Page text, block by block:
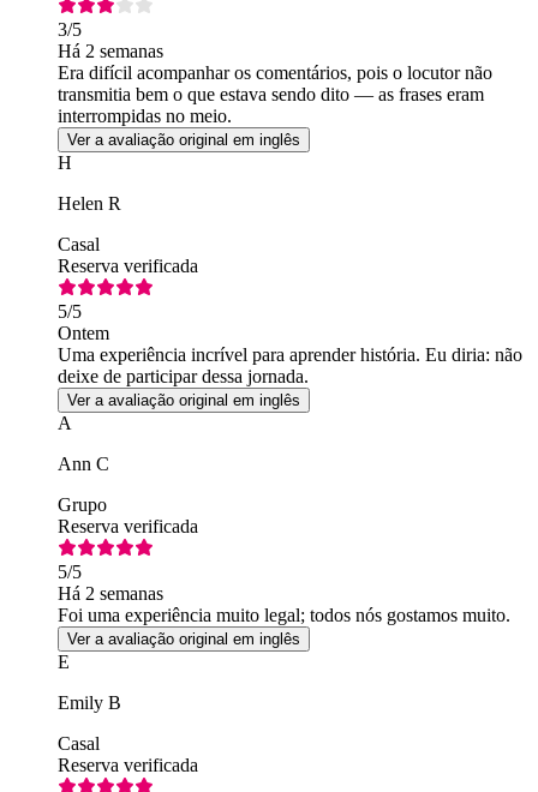
3/5
Há 2 semanas
Era difícil acompanhar os comentários, pois o locutor não
transmitia bem o que estava sendo dito — as frases eram
interrompidas no meio.
Ver a avaliação original em inglês
H
Helen R
Casal
Reserva verificada
5/5
Ontem
Uma experiência incrível para aprender história. Eu diria: não
deixe de participar dessa jornada.
Ver a avaliação original em inglês
A
Ann C
Grupo
Reserva verificada
5/5
Há 2 semanas
Foi uma experiência muito legal; todos nós gostamos muito.
Ver a avaliação original em inglês
E
Emily B
Casal
Reserva verificada